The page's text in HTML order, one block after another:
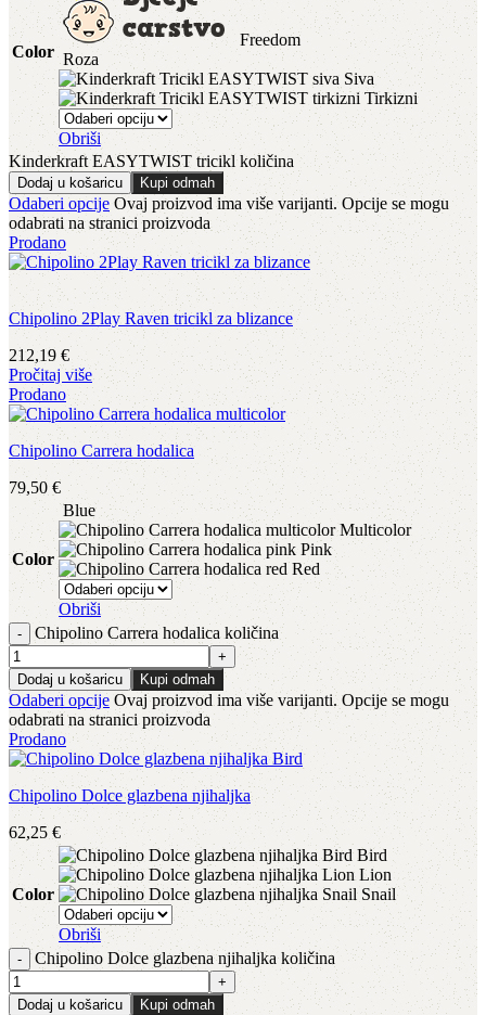
Color
Freedom
Roza
Siva
Tirkizni
Obriši
Kinderkraft EASYTWIST tricikl količina
Dodaj u košaricu Kupi odmah
Odaberi opcije Ovaj proizvod ima više varijanti. Opcije se mogu
odabrati na stranici proizvoda
Prodano
Chipolino 2Play Raven tricikl za blizance
212,19 €
Pročitaj više
Prodano
Chipolino Carrera hodalica
79,50 €
Color
Blue
Multicolor
Pink
Red
Obriši
Chipolino Carrera hodalica količina
Dodaj u košaricu Kupi odmah
Odaberi opcije Ovaj proizvod ima više varijanti. Opcije se mogu
odabrati na stranici proizvoda
Prodano
Chipolino Dolce glazbena njihaljka
62,25 €
Color
Bird
Lion
Snail
Obriši
Chipolino Dolce glazbena njihaljka količina
Dodaj u košaricu Kupi odmah